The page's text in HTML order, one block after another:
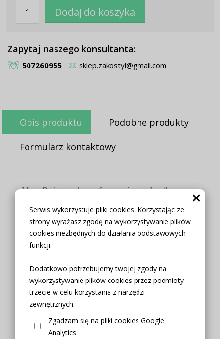
Serwis wykorzystuje pliki cookies. Korzystając ze
strony wyrażasz zgodę na wykorzystywanie plików
cookies niezbędnych do działania podstawowych
funkcji.
Dodatkowo potrzebujemy twojej zgody na
wykorzystywanie plików cookies przez podmioty
trzecie w celu korzystania z narzędzi
zewnętrznych.
Zgadzam się na pliki cookies Google
Analytics
Zapytaj naszego konsultanta:
507260955 sklep.zakostyl@gmail.com
Opis produktu Podobne produkty
Formularz kontaktowy
Mam Państwu do zaoferowania zazdrostkę w
Bardzo dekoracyjna we wnętrzu. Ten model
idealnie wpisze się we wnętrza w stylu
skandynawskim, loftowym czy nowoczesnym.
Jest wykonana z tkaniny naturalnej sable
wysokiej jakości.
Kupując 2sztuki kupujesz 1metr zazdrostki,
kupując 3sztuki kupujesz 150cm, kupując
4sztuki kupujesz 200cm.....itp.
WYSOKOŚĆ do wyboru w opcjach produktu